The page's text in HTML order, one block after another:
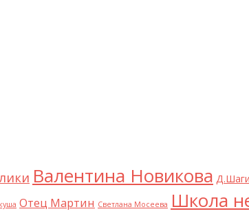
Валентина Новикова
Отец Мартин Светлана Мосеева Школа